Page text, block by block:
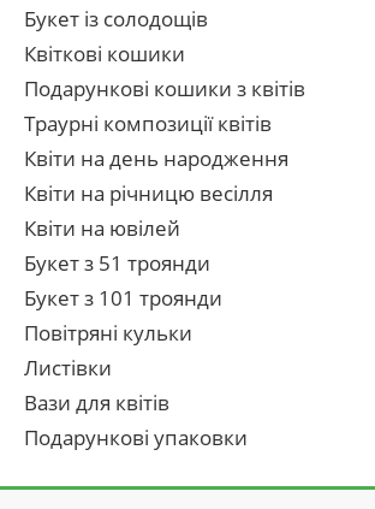
Букет із солодощів
Квіткові кошики
Подарункові кошики з квітів
Траурні композиції квітів
Квіти на день народження
Квіти на річницю весілля
Квіти на ювілей
Букет з 51 троянди
Букет з 101 троянди
Повітряні кульки
Листівки
Вази для квітів
Подарункові упаковки